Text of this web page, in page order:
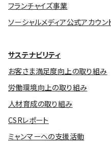
フランチャイズ事業
ソーシャルメディア公式アカウン
サステナビリティ
お客さま満足度向上の取り組み
労働環境向上の取り組み
人材育成の取り組み
CSRレポート
ミャンマーへの支援活動